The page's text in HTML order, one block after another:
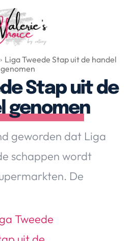
& Culture
& Drinks
& Opmerkelijk
& Duurzaamheid
5 van Valerie
& Beauty
Huis & Tuin
Liga Tweede Stap uit de handel
genomen
Stap uit de
genomen
geworden dat Liga
schappen wordt
De